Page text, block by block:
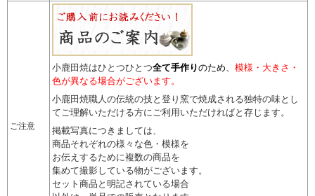
ご注意
小鹿田焼はひとつひとつ全て手作りのため
模様・大きさ・
色が異なる場合がございます。
小鹿田焼職人の伝統の技と登り窯で焼成される独特の味とし
てご理解いただける方にご利用いただければと存じます。
掲載写真につきましては、
商品それぞれの様々な色・模様を
お伝えするために複数の商品を
集めて撮影している物がございます。
セット商品と明記されている場合